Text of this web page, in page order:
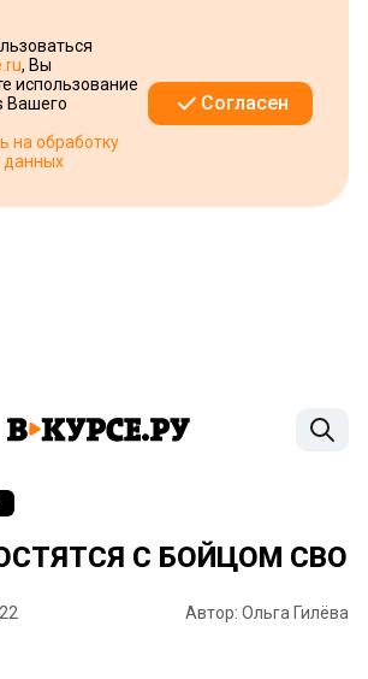
, Вы
использование
Вашего
на обработку
данных
Согласен
С БОЙЦОМ СВО
Автор: Ольга Гилёва